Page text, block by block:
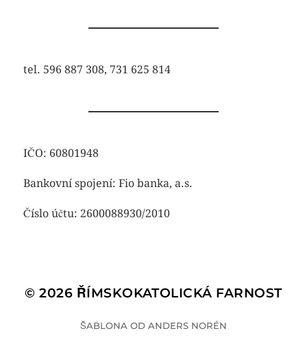
tel. 596 887 308, 731 625 814
IČO: 60801948
Bankovní spojení: Fio banka, a.s.
Číslo účtu: 2600088930/2010
© 2026 ŘÍMSKOKATOLICKÁ FARNOST
ŠABLONA OD ANDERS NORÉN